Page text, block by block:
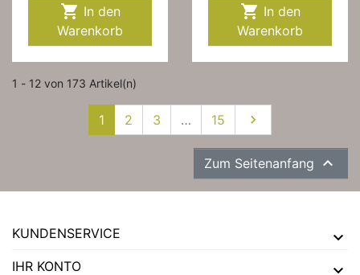

Warenkorb

Warenkorb
1 - 12 von 173 Artikel(n)
1 2 3 … 15 Weiter

Zum Seitenanfang 
KUNDENSERVICE
IHR KONTO